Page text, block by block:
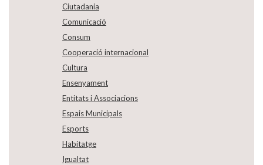
Ciutadania
Comunicació
Consum
Cooperació internacional
Cultura
Ensenyament
Entitats i Associacions
Espais Municipals
Esports
Habitatge
Igualtat